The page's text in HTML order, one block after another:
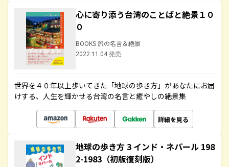
心に寄り添う台湾のことばと絶景１０
０
BOOKS 旅の名言＆絶景
2022.11.04 発売
世界を４０年以上歩いてきた「地球の歩き方」があなたにお届
けする、人生を輝かせる台湾の名言と癒やしの絶景集
詳細を見る
地球の歩き方 3 インド・ネパール 198
2-1983（初版復刻版）